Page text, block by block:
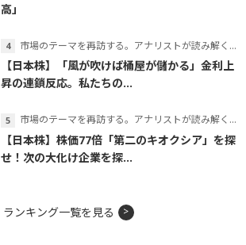
高」
市場のテーマを再訪する。アナリストが読み解くテーマの本質
【日本株】「風が吹けば桶屋が儲かる」金利上
昇の連鎖反応。私たちの...
市場のテーマを再訪する。アナリストが読み解くテーマの本質
【日本株】株価77倍「第二のキオクシア」を探
せ！次の大化け企業を探...
ランキング一覧を見る